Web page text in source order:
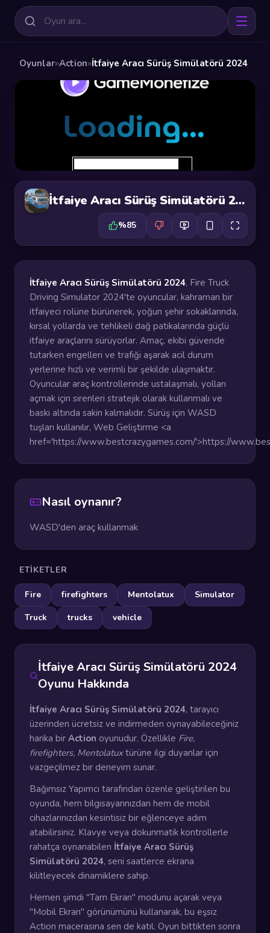
Oyunlar»Action»İtfaiye Aracı Sürüş Simülatörü 2024
İtfaiye Aracı Sürüş Simülatörü 2024
%85
İtfaiye Aracı Sürüş Simülatörü 2024, Fire Truck
Driving Simulator 2024'te oyuncular, kahraman bir
itfaiyeci rolüne bürünerek, yoğun şehir sokaklarında,
kırsal yollarda ve tehlikeli dağ patikalarında güçlü
itfaiye araçlarını sürüyorlar. Amaç, ekibi güvende
tutarken engelleri ve trafiği aşarak acil durum
yerlerine hızlı ve verimli bir şekilde ulaşmaktır.
Oyuncular araç kontrollerinde ustalaşmalı, yolları
açmak için sirenleri stratejik olarak kullanmalı ve
baskı altında sakin kalmalıdır. Sürüş için WASD
tuşları kullanılır, Web Geliştirme <a
href='https://www.bestcrazygames.com/'>https://
Nasıl oynanır?
WASD'den araç kullanmak
ETIKETLER
Fire firefighters Mentolatux
Simulator
Truck
trucks vehicle
İtfaiye Aracı Sürüş Simülatörü 2024
Oyunu Hakkında
İtfaiye Aracı Sürüş Simülatörü 2024, tarayıcı
üzerinden ücretsiz ve indirmeden oynayabileceğiniz
harika bir Action oyunudur. Özellikle Fire,
firefighters, Mentolatuxtürüne ilgi duyanlar için
vazgeçilmez bir deneyim sunar.
Bağımsız Yapımcı tarafından özenle geliştirilen bu
oyunda, hem bilgisayarınızdan hem de mobil
cihazlarınızdan kesintisiz bir eğlenceye adım
atabilirsiniz. Klavye veya dokunmatik kontrollerle
rahatça oynanabilen İtfaiye Aracı Sürüş
Simülatörü 2024, seni saatlerce ekrana
kilitleyecek dinamiklere sahip.
Hemen şimdi "Tam Ekran" modunu açarak veya
"Mobil Ekran" görünümünü kullanarak, bu eşsiz
Action macerasına sen de katıl. Oyun bittikten sonra